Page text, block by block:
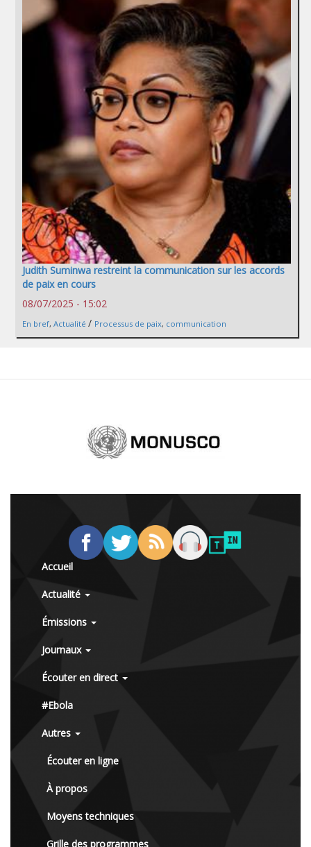
Judith Suminwa restreint la communication sur les accords
de paix en cours
08/07/2025 - 15:02
En bref, Actualité / Processus de paix, communication
Accueil
Actualité
Émissions
Journaux
Écouter en direct
#Ebola
Autres
Écouter en ligne
À propos
Moyens techniques
Grille des programmes